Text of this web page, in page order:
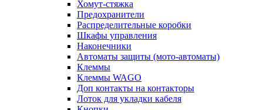
Хомут-стяжка
Предохранители
Распределительные коробки
Шкафы управления
Наконечники
Автоматы защиты (мото-автоматы)
Клеммы
Клеммы WAGO
Доп контакты на контакторы
Лоток для укладки кабеля